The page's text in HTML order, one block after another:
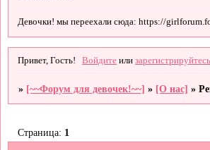
Девочки! мы переехали сюда: https://
Привет, Гость! Войдите илизарегистрируйтесь
» [~~Форум для девочек!~~] » [О нас] »
Страница: 1